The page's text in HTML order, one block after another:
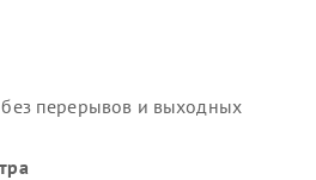
перерывов и выходных